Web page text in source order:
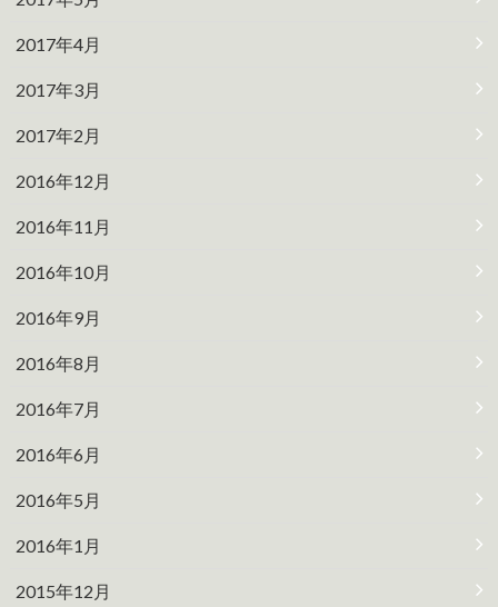
2017年4月
2017年3月
2017年2月
2016年12月
2016年11月
2016年10月
2016年9月
2016年8月
2016年7月
2016年6月
2016年5月
2016年1月
2015年12月